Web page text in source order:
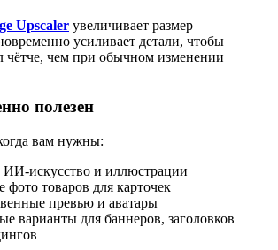
Upscaler увеличивает размер
усиливает детали, чтобы
чётче, чем при обычном изменении
полезен
вам нужны:
ИИ-искусство и иллюстрации
фото товаров для карточек
превью и аватары
варианты для баннеров, заголовков